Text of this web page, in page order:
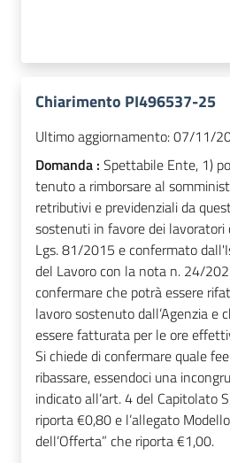
Chiarimento PI496537-25
Ultimo aggiornamento:07/11/
Domanda : Spettabile Ente, 1)
tenuto a rimborsare al
retributivi e previdenziali da
sostenuti in favore dei lavoratori
Lgs. 81/2015 e confermato
del Lavoro con la nota n. 24/
confermare che potrà essere
lavoro sostenuto dall’Agenzia e
essere fatturata per le ore
Si chiede di confermare quale
ribassare, essendoci una
indicato all’art. 4 del Capitolato
riporta €0,80 e l’allegato
dell’Offerta” che riporta €1,00.